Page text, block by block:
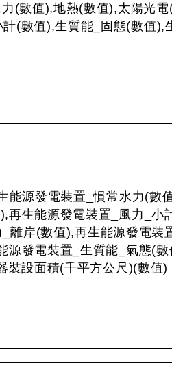
(數值),地熱(數值),太陽光
(數值),生質能_固態(數值),
能源發電裝置_慣常水力(數
再生能源發電裝置_風力_小
離岸(數值),再生能源發電裝
源發電裝置_生質能_氣態(
裝設面積(千平方公尺)(數值)